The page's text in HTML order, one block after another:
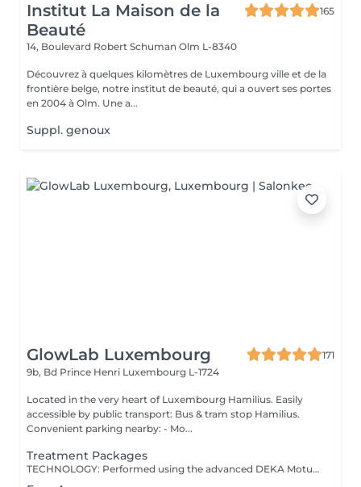
Institut La Maison de la
Beauté
165
14, Boulevard Robert Schuman Olm L-8340
Découvrez à quelques kilomètres de Luxembourg ville et de la
frontière belge, notre institut de beauté, qui a ouvert ses portes
en 2004 à Olm. Une a...
Suppl. genoux
GlowLab Luxembourg
171
9b, Bd Prince Henri Luxembourg L-1724
Located in the very heart of Luxembourg Hamilius. Easily
accessible by public transport: Bus & tram stop Hamilius.
Convenient parking nearby: - Mo...
Treatment Packages
TECHNOLOGY: Performed using the advanced DEKA Motus Pro® system - a next-generation platform combining continuous in-motion technique with integrated contact cooling for maximum control, safety, and precision. EXPERIENCE: Designed to deliver an exceptionally comfortable treatment experience, perceived as virtually painless and suitable even for sensitive areas. RESULTS: Progressive, long-term hair reduction with improved skin quality and reduced irritation. SUITABILITY: Safe and effective for all skin types. POSITIONING: A new standard in laser hair removal - where performance meets comfort. SIGNATURE ADVANTAGE: Unlike traditional laser approaches, this technology allows for a more uniform, controlled energy delivery - resulting in a noticeably more comfortable and refined treatment experience. TREATMENT PROTOCOL: Course: 6-8 sessions recommended for optimal results. Frequency: Every 4-6 weeks. Maintenance: 1-2 sessions per year, depending on individual response. Consultation: A personalised treatment plan is defined during consultation to ensure optimal outcomes. AGE RECOMMENDATION: 18+, younger clients - with parental consent and professional consultation. BODY OFFERS: - Full Body Offer.- Includes: Underarms, Full Arms, Full Legs, Full Bikini - Half Body Offer I.- Includes: Underarms, Legs 3/4 (knees included), Full Bikini - Half Body Offer II. - Includes: Underarms, Full Legs, Full Bikini - Legs & Bikini Package - Includes: Full Legs, Full Bikini - Underarms & Bikini Package - Includes: Underarms, Full Bikini - Bikini Care Package - Includes: Full Bikini, Belly Line BENEFITS: - Long-term hair reduction - Smooth, refined skin - Reduced ingrown hairs - Suitable for all skin types - Comfortable, well-tolerated treatment INDICATIONS: - Unwanted hair growth - Sensitive skin prone to irritation - Ingrown hairs - Desire for long-term hair reduction - Low-maintenance routine CONTRAINDICATIONS: - Pregnancy (relative) - Active skin infections or irritation - Open wounds or damaged skin - Photosensitivity or certain medications - Recent sun exposure or tanning PRE-TREATMENT RECOMMENDATIONS: - Avoid sun exposure and tanning for at least 7-10 days - Shave the treatment area 24 hours before the session - Do not wax or epilate for at least 2 weeks - Avoid active skincare products on the area AFTERCARE: - Use SPF daily on treated areas - Avoid sun exposure and heat (sauna, hot baths) - Do not irritate the skin - Avoid active skincare for several days - Mild redness may occur temporarily A modern, comfortable solution for smooth, long-lasting, and effortlessly refined skin.